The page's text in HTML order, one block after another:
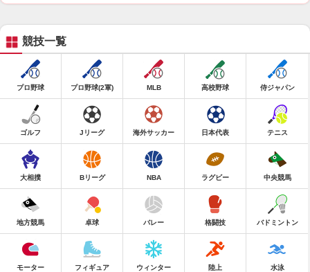
競技一覧
プロ野球 プロ野球(2軍) MLB 高校野球 侍ジャパン
ゴルフ Jリーグ 海外サッカー 日本代表 テニス
大相撲 Bリーグ NBA ラグビー 中央競馬
地方競馬 卓球 バレー 格闘技 バドミントン
モーター フィギュア ウィンター 陸上 水泳